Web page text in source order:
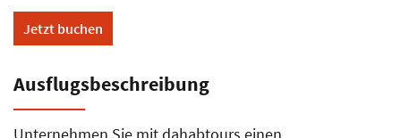
Jetzt buchen
Ausflugsbeschreibung
Unternehmen Sie mit dahabtours einen